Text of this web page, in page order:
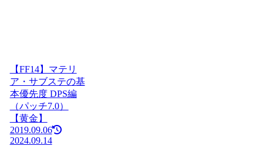
【FF14】マテリ
ア・サブステの基
本優先度 DPS編
（パッチ7.0）
【黄金】
2019.09.06
2024.09.14